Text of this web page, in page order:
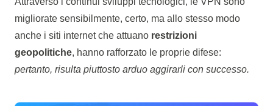
migliorate sensibilmente, certo, ma allo stesso modo
anche i siti internet che attuano restrizioni
geopolitiche, hanno rafforzato le proprie difese:
pertanto, risulta piuttosto arduo aggirarli con successo.